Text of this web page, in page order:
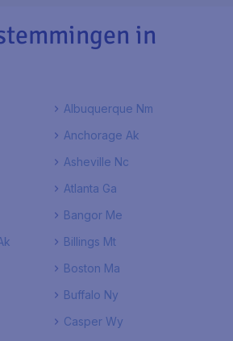
in
Albuquerque Nm
Anchorage Ak
Asheville Nc
Atlanta Ga
Bangor Me
Billings Mt
Boston Ma
Buffalo Ny
Casper Wy